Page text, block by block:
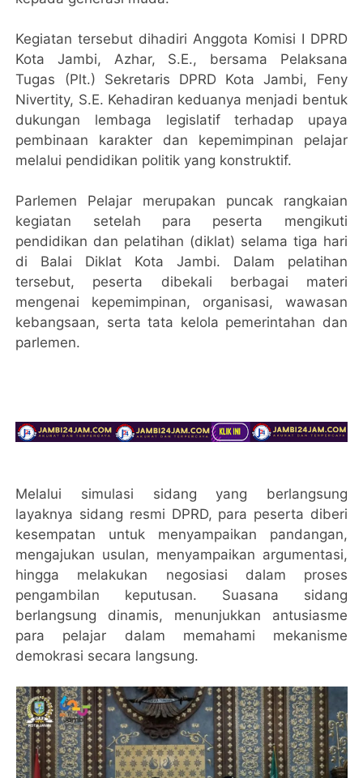
Kegiatan tersebut dihadiri Anggota Komisi I DPRD
Kota Jambi, Azhar, S.E., bersama Pelaksana
Tugas (Plt.) Sekretaris DPRD Kota Jambi, Feny
Nivertity, S.E. Kehadiran keduanya menjadi bentuk
dukungan lembaga legislatif terhadap upaya
pembinaan karakter dan kepemimpinan pelajar
melalui pendidikan politik yang konstruktif.
Parlemen Pelajar merupakan puncak rangkaian
kegiatan setelah para peserta mengikuti
pendidikan dan pelatihan (diklat) selama tiga hari
di Balai Diklat Kota Jambi. Dalam pelatihan
tersebut, peserta dibekali berbagai materi
mengenai kepemimpinan, organisasi, wawasan
kebangsaan, serta tata kelola pemerintahan dan
parlemen.
Melalui simulasi sidang yang berlangsung
layaknya sidang resmi DPRD, para peserta diberi
kesempatan untuk menyampaikan pandangan,
mengajukan usulan, menyampaikan argumentasi,
hingga melakukan negosiasi dalam proses
pengambilan keputusan. Suasana sidang
berlangsung dinamis, menunjukkan antusiasme
para pelajar dalam memahami mekanisme
demokrasi secara langsung.